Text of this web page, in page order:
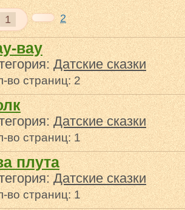
1 2
вау
Датские сказки
во страниц: 2
Датские сказки
во страниц: 1
плута
Датские сказки
во страниц: 1